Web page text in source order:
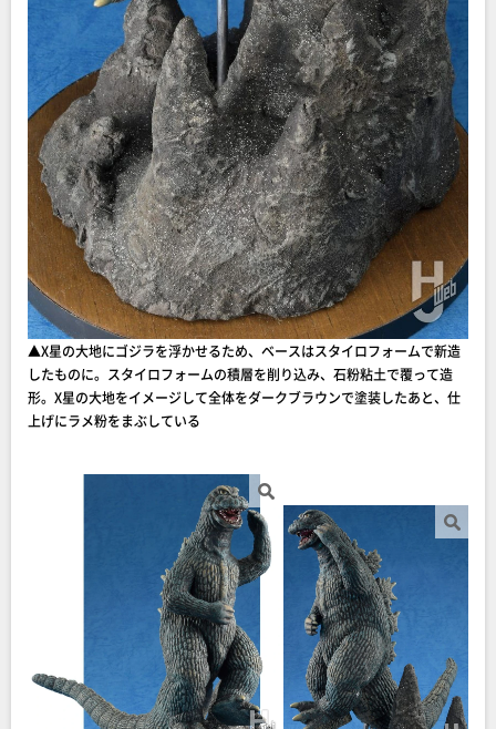
▲X星の大地にゴジラを浮かせるため、ベースはスタイロフォームで新造
したものに。スタイロフォームの積層を削り込み、石粉粘土で覆って造
形。X星の大地をイメージして全体をダークブラウンで塗装したあと、仕
上げにラメ粉をまぶしている